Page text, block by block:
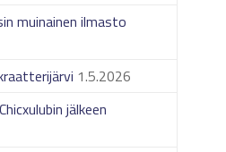
muinainen ilmasto
1.5.2026
jälkeen